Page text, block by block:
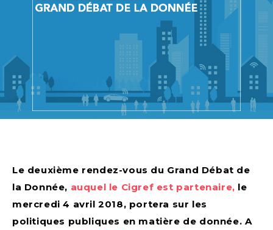
Le deuxième rendez-vous du Grand Débat de
la Donnée, auquel le Cigref est partenaire, le
mercredi 4 avril 2018, portera sur les
politiques publiques en matière de donnée. A